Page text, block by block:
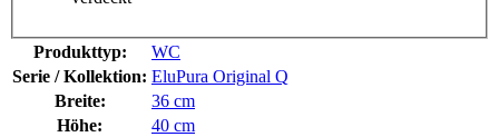
Produkttyp:
WC
Serie / Kollektion: EluPura Original Q
Breite:
36 cm
Höhe:
40 cm